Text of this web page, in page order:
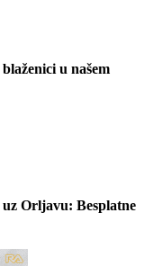
u našem
Orljavu: Besplatne